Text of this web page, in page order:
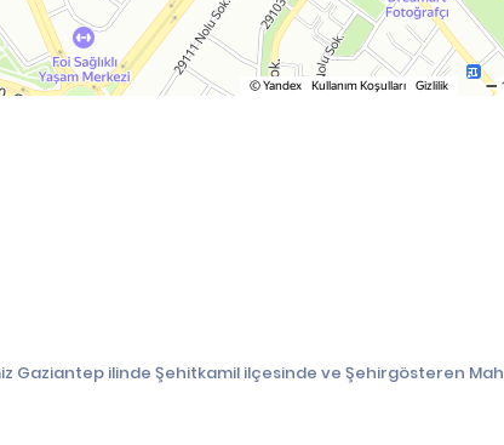
Gaziantep ilinde Şehitkamil ilçesinde ve Şehirgösteren Mah